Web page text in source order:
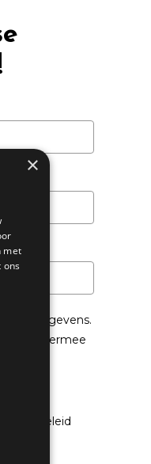
je gegevens.
hoe we hiermee
×
met
ons